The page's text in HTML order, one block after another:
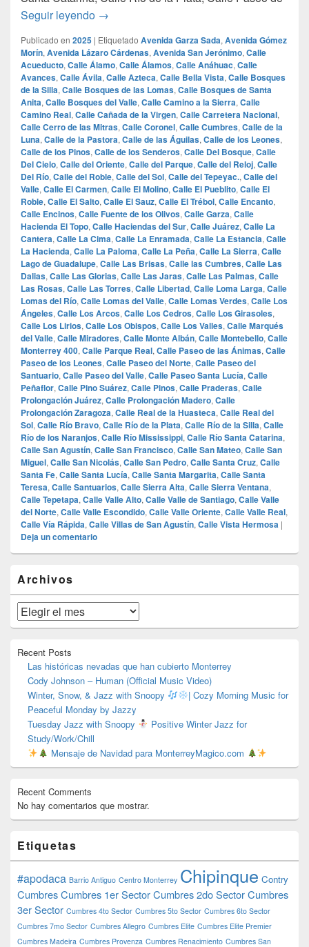
Seguir leyendo las 100 calles mas lujosas de monterrey
→
Publicado en 2025 | Etiquetado Avenida Garza Sada, Avenida Gómez
Morín, Avenida Lázaro Cárdenas, Avenida San Jerónimo, Calle
Acueducto, Calle Álamo, Calle Álamos, Calle Anáhuac, Calle
Avances, Calle Ávila, Calle Azteca, Calle Bella Vista, Calle Bosques
de la Silla, Calle Bosques de las Lomas, Calle Bosques de Santa
Anita, Calle Bosques del Valle, Calle Camino a la Sierra, Calle
Camino Real, Calle Cañada de la Virgen, Calle Carretera Nacional,
Calle Cerro de las Mitras, Calle Coronel, Calle Cumbres, Calle de la
Luna, Calle de la Pastora, Calle de las Águilas, Calle de los Leones,
Calle de los Pinos, Calle de los Senderos, Calle Del Bosque, Calle
Del Cielo, Calle del Oriente, Calle del Parque, Calle del Reloj, Calle
Del Río, Calle del Roble, Calle del Sol, Calle del Tepeyac., Calle del
Valle, Calle El Carmen, Calle El Molino, Calle El Pueblito, Calle El
Roble, Calle El Salto, Calle El Sauz, Calle El Trébol, Calle Encanto,
Calle Encinos, Calle Fuente de los Olivos, Calle Garza, Calle
Hacienda El Topo, Calle Haciendas del Sur, Calle Juárez, Calle La
Cantera, Calle La Cima, Calle La Enramada, Calle La Estancia, Calle
La Hacienda, Calle La Paloma, Calle La Peña, Calle La Sierra, Calle
Lago de Guadalupe, Calle Las Brisas, Calle las Cumbres, Calle Las
Dalias, Calle Las Glorias, Calle Las Jaras, Calle Las Palmas, Calle
Las Rosas, Calle Las Torres, Calle Libertad, Calle Loma Larga, Calle
Lomas del Río, Calle Lomas del Valle, Calle Lomas Verdes, Calle Los
Ángeles, Calle Los Arcos, Calle Los Cedros, Calle Los Girasoles,
Calle Los Lirios, Calle Los Obispos, Calle Los Valles, Calle Marqués
del Valle, Calle Miradores, Calle Monte Albán, Calle Montebello, Calle
Monterrey 400, Calle Parque Real, Calle Paseo de las Ánimas, Calle
Paseo de los Leones, Calle Paseo del Norte, Calle Paseo del
Santuario, Calle Paseo del Valle, Calle Paseo Santa Lucía, Calle
Peñaflor, Calle Pino Suárez, Calle Pinos, Calle Praderas, Calle
Prolongación Juárez, Calle Prolongación Madero, Calle
Prolongación Zaragoza, Calle Real de la Huasteca, Calle Real del
Sol, Calle Río Bravo, Calle Río de la Plata, Calle Río de la Silla, Calle
Río de los Naranjos, Calle Río Mississippi, Calle Río Santa Catarina,
Calle San Agustín, Calle San Francisco, Calle San Mateo, Calle San
Miguel, Calle San Nicolás, Calle San Pedro, Calle Santa Cruz, Calle
Santa Fe, Calle Santa Lucía, Calle Santa Margarita, Calle Santa
Teresa, Calle Santuarios, Calle Sierra Alta, Calle Sierra Ventana,
Calle Tepetapa, Calle Valle Alto, Calle Valle de Santiago, Calle Valle
del Norte, Calle Valle Escondido, Calle Valle Oriente, Calle Valle Real,
Calle Vía Rápida, Calle Villas de San Agustín, Calle Vista Hermosa |
Deja un comentario
área
de
widget
barra
lateral
Archivos
Archivos
Recent Posts
Las históricas nevadas que han cubierto Monterrey
Cody Johnson – Human (Official Music Video)
Winter, Snow, & Jazz with Snoopy
| Cozy Morning Music for
Peaceful Monday by Jazzy
Tuesday Jazz with Snoopy
Positive Winter Jazz for
Study/Work/Chill
Mensaje de Navidad para MonterreyMagico.com
Recent Comments
No hay comentarios que mostrar.
Etiquetas
#apodaca Barrio Antiguo Centro Monterrey Chipinque Contry
CumbresCumbres 1er SectorCumbres 2do SectorCumbres
3er Sector Cumbres 4to Sector Cumbres 5to Sector Cumbres 6to Sector
Cumbres 7mo Sector Cumbres Allegro Cumbres Elite Cumbres Elite Premier
Cumbres Madeira Cumbres Provenza Cumbres Renacimiento Cumbres San